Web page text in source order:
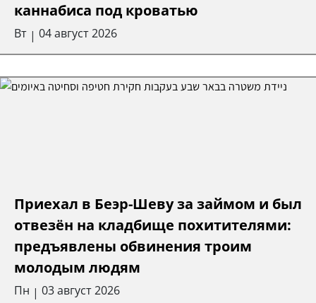
каннабиса под кроватью
Вт | 04 август 2026
Приехал в Беэр-Шеву за займом и был
отвезён на кладбище похитителями:
предъявлены обвинения троим
молодым людям
Пн | 03 август 2026